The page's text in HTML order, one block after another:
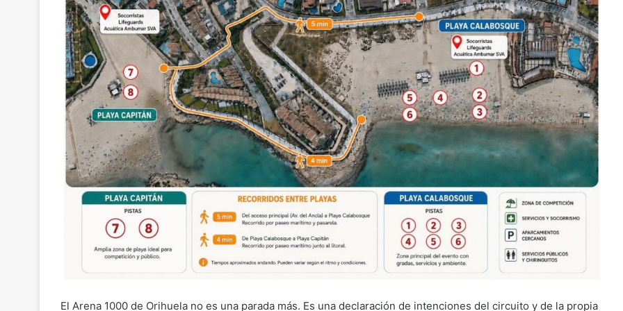
El Arena 1000 de Orihuela no es una parada más. Es una declaración de intenciones del circuito y de la propia